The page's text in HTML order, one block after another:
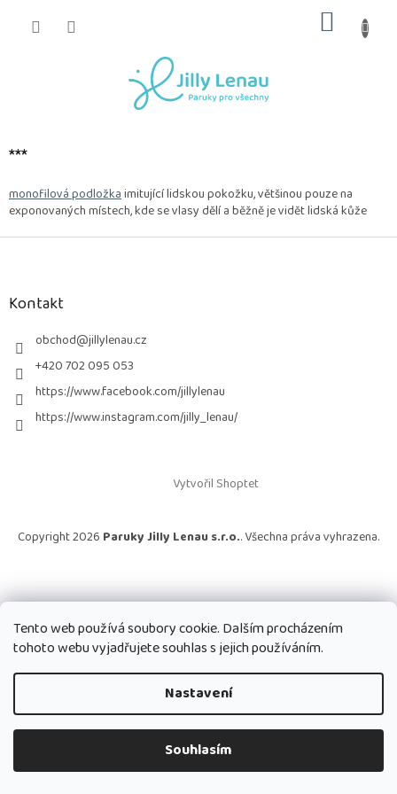
Tento web používá soubory cookie. Dalším procházením
tohoto webu vyjadřujete souhlas s jejich používáním.
Nastavení
Souhlasím
KOŠÍK
***
monofilová podložkaimitující lidskou pokožku, většinou pouze na
exponovaných místech, kde se vlasy dělí a běžně je vidět lidská kůže
Z
Kontakt
obchod@jillylenau.cz
+420 702 095 053
https://www.facebook.com/jillylenau
https://www.instagram.com/jilly_lenau/
Vytvořil Shoptet
Copyright 2026 Paruky Jilly Lenau s.r.o.. Všechna práva vyhrazena.